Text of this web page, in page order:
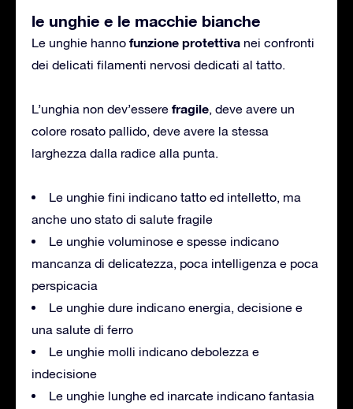
le unghie e le macchie bianche
Le unghie hanno funzione protettiva nei confronti
dei delicati filamenti nervosi dedicati al tatto.
L’unghia non dev’essere fragile, deve avere un
colore rosato pallido, deve avere la stessa
larghezza dalla radice alla punta.
Le unghie fini indicano tatto ed intelletto, ma
anche uno stato di salute fragile
Le unghie voluminose e spesse indicano
mancanza di delicatezza, poca intelligenza e poca
perspicacia
Le unghie dure indicano energia, decisione e
una salute di ferro
Le unghie molli indicano debolezza e
indecisione
Le unghie lunghe ed inarcate indicano fantasia